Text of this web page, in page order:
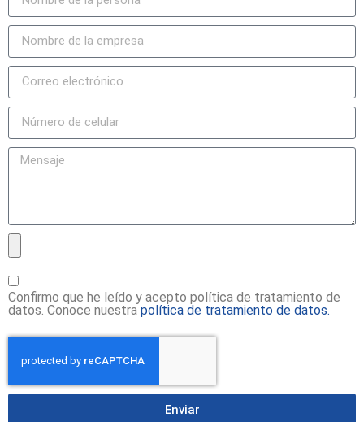
Confirmo que he leído y acepto política de tratamiento de
datos. Conoce nuestra política de tratamiento de datos.
Enviar